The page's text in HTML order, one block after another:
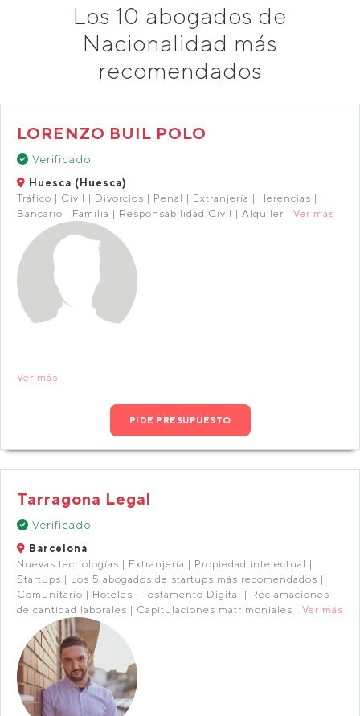
Los 10 abogados de
Nacionalidad más
recomendados
LORENZO BUIL POLO
Verificado
Huesca (Huesca)
Tráfico | Civil | Divorcios | Penal | Extranjería | Herencias |
Bancario | Familia | Responsabilidad Civil | Alquiler | Ver más
Ver más
PIDE PRESUPUESTO
Tarragona Legal
Verificado
Barcelona
Nuevas tecnologías | Extranjería | Propiedad intelectual |
Startups | Los 5 abogados de startups más recomendados |
Comunitario | Hoteles | Testamento Digital | Reclamaciones
de cantidad laborales | Capitulaciones matrimoniales | Ver más